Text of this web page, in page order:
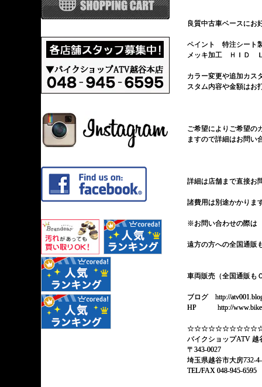
良質中古車ベースにお
ペイント 特注シート
メッキ加工 ＨＩＤ
カラー変更や追加カス
スタム内容や金額はお
ご希望によりご希望の
ますので詳細はお問い
詳細は店舗まで直接お
諸費用は別途かかりま
※お問い合わせの際は
遠方の方への全国通販
車両販売（全国通販も
ブログ http://
HP http://www.bike-
バイクショップATV 越
〒343-0027
埼玉県越谷市大房732-
TEL/FAX 048-945-